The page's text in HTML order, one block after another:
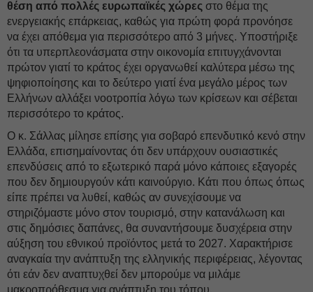
θέση από πολλές ευρωπαϊκές χώρες στο θέμα της
ενεργειακής επάρκειας, καθώς για πρώτη φορά προνόησε
να έχει απόθεμα για περισσότερο από 3 μήνες. Υποστήριξε
ότι τα υπερπλεονάσματα στην οικονομία επιτυγχάνονται
πρώτον γιατί το κράτος έχει οργανωθεί καλύτερα μέσω της
ψηφιοποίησης και το δεύτερο γιατί ένα μεγάλο μέρος των
Ελλήνων αλλάξει νοοτροπία λόγω των κρίσεων και σέβεται
περισσότερο το κράτος.
Ο κ. Σάλλας μίλησε επίσης για σοβαρό επενδυτικό κενό στην
Ελλάδα, επισημαίνοντας ότι δεν υπάρχουν ουσιαστικές
επενδύσεις από το εξωτερικό παρά μόνο κάποιες εξαγορές
που δεν δημιουργούν κάτι καινούργιο. Κάτι που όπως όπως
είπε πρέπει να λυθεί, καθώς αν συνεχίσουμε να
στηριζόμαστε μόνο στον τουρισμό, στην κατανάλωση και
στις δημόσιες δαπάνες, θα συναντήσουμε δυσχέρεια στην
αύξηση του εθνικού προϊόντος μετά το 2027. Χαρακτήρισε
αναγκαία την ανάπτυξη της ελληνικής περιφέρειας, λέγοντας
ότι εάν δεν αναπτυχθεί δεν μπορούμε να μιλάμε
μακροπρόθεσμα για ανάπτυξη του τόπου.